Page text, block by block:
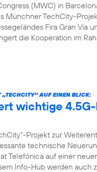
(MWC) in
Münchner TechCity-
Fira Gran Via
die Kooperation im
„TECHCITY“ AUF EINEN BLICK:
wichtige
Projekt zur
technische
Telefónica auf einer
Info-Hub werden auch